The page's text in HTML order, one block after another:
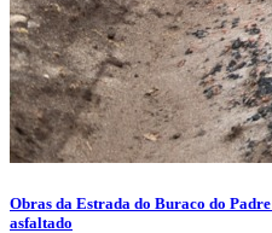
Obras da Estrada do Buraco do
asfaltado